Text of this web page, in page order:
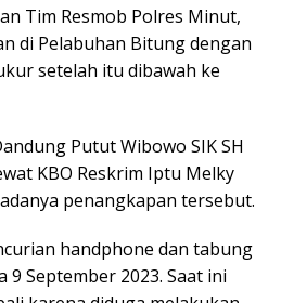
Tim Resmob Polres Minut,
di Pelabuhan Bitung dengan
setelah itu dibawah ke
Putut Wibowo SIK SH
KBO Reskrim Iptu Melky
penangkapan tersebut.
handphone dan tabung
September 2023. Saat ini